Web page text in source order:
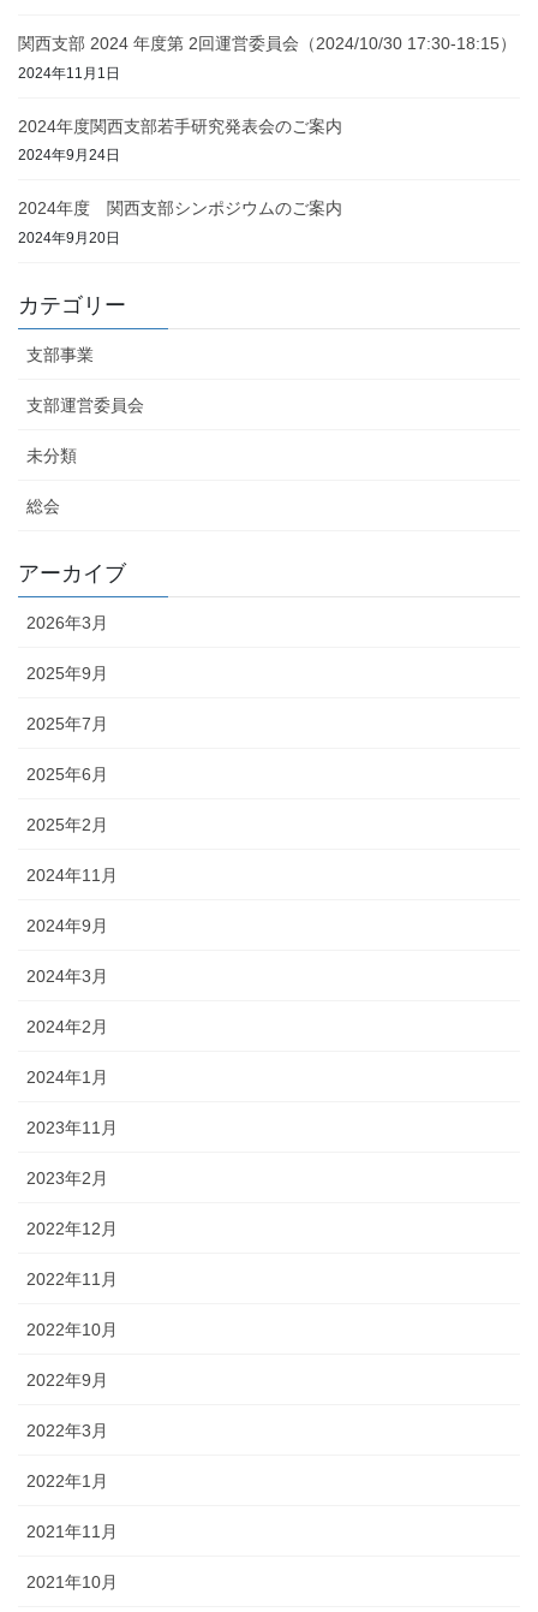
関西支部 2024 年度第 2回運営委員会（2024/10/30 17:30-18:15）
2024年11月1日
2024年度関西支部若手研究発表会のご案内
2024年9月24日
2024年度 関西支部シンポジウムのご案内
2024年9月20日
カテゴリー
支部事業
支部運営委員会
未分類
総会
アーカイブ
2026年3月
2025年9月
2025年7月
2025年6月
2025年2月
2024年11月
2024年9月
2024年3月
2024年2月
2024年1月
2023年11月
2023年2月
2022年12月
2022年11月
2022年10月
2022年9月
2022年3月
2022年1月
2021年11月
2021年10月